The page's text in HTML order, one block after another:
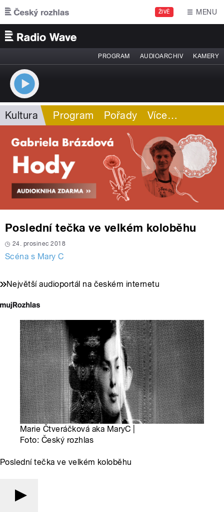
Přejít k hlavnímu obsahu
ŽIVĚ MENU
PROGRAM AUDIOARCHIV KAMERY
Kultura Program Pořady Více…
Poslední tečka ve velkém koloběhu
24. prosinec 2018
Scéna s Mary C
Největší audioportál na českém internetu
Marie Čtveráčková aka MaryC |
Foto: Český rozhlas
Poslední tečka ve velkém koloběhu